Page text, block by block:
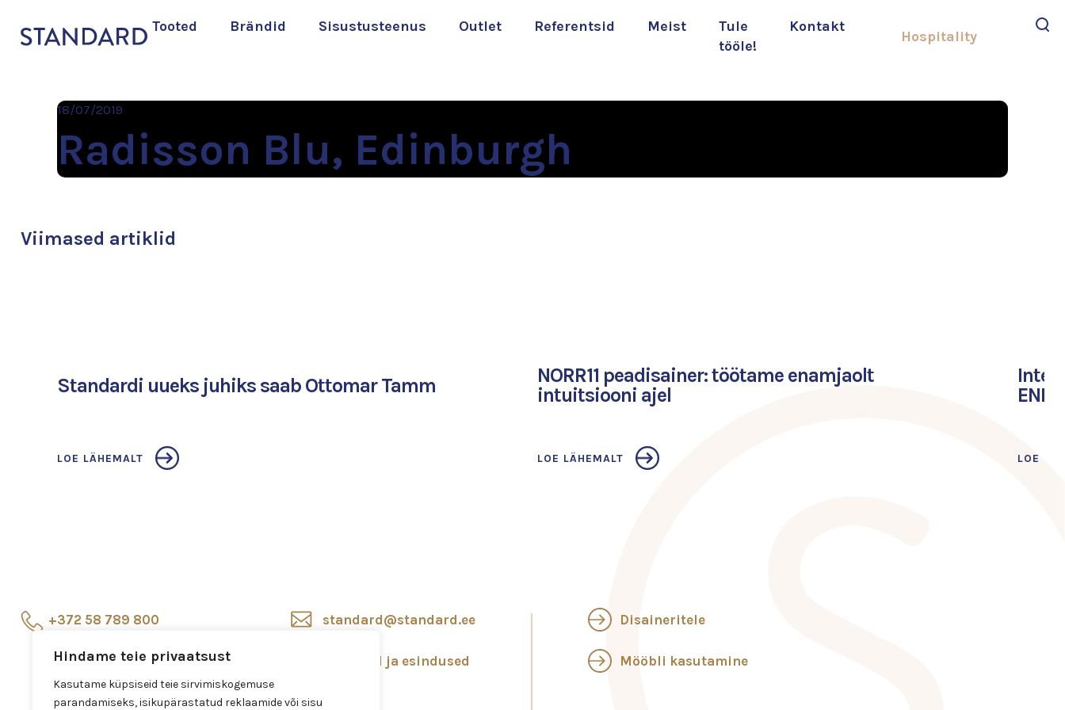
Hindame teie privaatsust
Kasutame küpsiseid teie sirvimiskogemuse
parandamiseks, isikupärastatud reklaamide või sisu
Tooted Brändid Sisustusteenus Outlet Referentsid Meist
Tule
tööle!
Kontakt
Hospitality
18/07/2019
Radisson Blu, Edinburgh
Viimased artiklid
Standardi uueks juhiks saab Ottomar Tamm
LOE LÄHEMALT
NORR11 peadisainer: töötame enamjaolt
intuitsiooni ajel
LOE LÄHEMALT LOE
+372 58 789 800
Esindussalong
standard@standard.ee
Salongid ja esindused
Disaineritele
Mööbli kasutamine